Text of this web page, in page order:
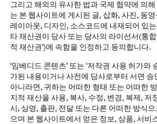
그리고 해외의 유사한 법과 국제 협약에 의
는 본 웹사이트에 게시된 글, 삽화, 사진, 동
레이아웃, 디자인, 소스코드에 내재되어 있는
타 재산권이 당사 또는 당사의 라이선서(통합
적 재산권’)에 속함을 인정하고 동의합니다.
‘임베디드 콘텐츠’ 또는 ‘저작권 사용 허가와
가된 내용이거나 사전에 당사로부터 서면 승
아니라면, 귀하는 어떠한 형태 또는 어떠한
지적 재산을 사용, 복사, 수정, 변경, 복제, 저
시, 상영, 출판, 전달 또는 다른 어떠한 방식
으며 본 웹사이트에서 얻은 정보, 상품, 서비